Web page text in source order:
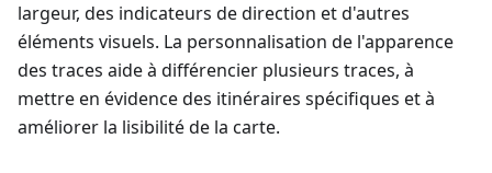
largeur, des indicateurs de direction et d'autres
éléments visuels. La personnalisation de l'apparence
des traces aide à différencier plusieurs traces, à
mettre en évidence des itinéraires spécifiques et à
améliorer la lisibilité de la carte.